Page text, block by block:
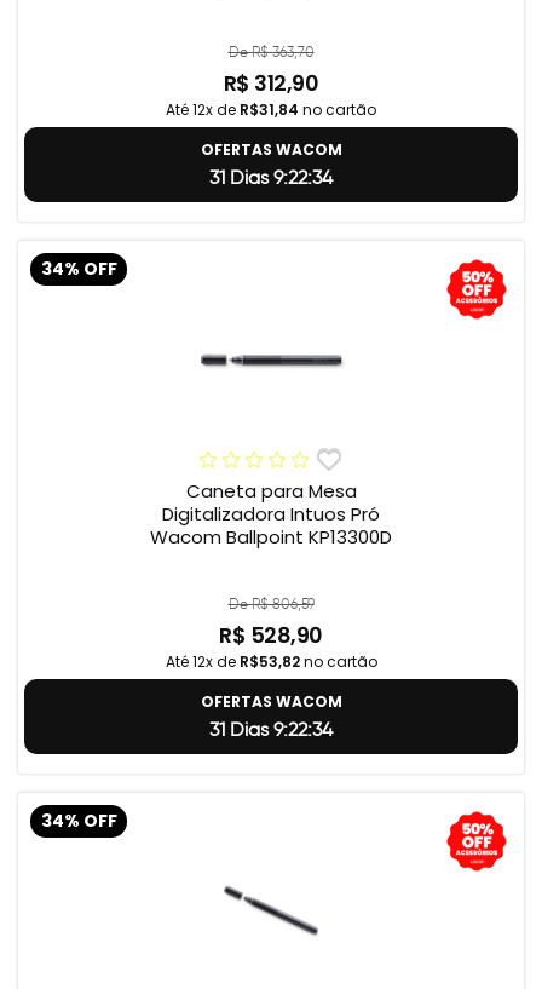
De R$ 363,70
R$ 312,90
Até 12x de R$31,84 no cartão
OFERTAS WACOM
31 Dias 9:22:33
34% OFF
Caneta para Mesa
Digitalizadora Intuos Pró
Wacom Ballpoint KP13300D
De R$ 806,59
R$ 528,90
Até 12x de R$53,82no cartão
OFERTAS WACOM
31 Dias 9:22:33
34% OFF